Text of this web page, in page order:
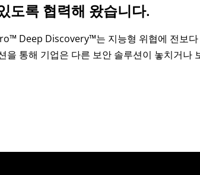
도록 협력해 왔습니다.
Deep Discovery™는 지능형 위협에 전보
통해 기업은 다른 보안 솔루션이 놓치거나